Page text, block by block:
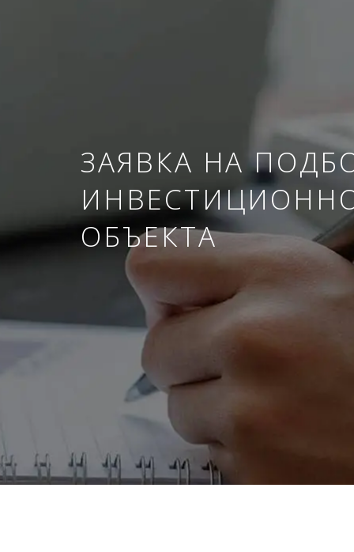
ЗАЯВКА НА
ОБЪЕКТА